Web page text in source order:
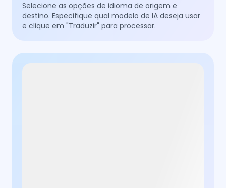
Selecione as opções de idioma de origem e
destino. Especifique qual modelo de IA deseja usar
e clique em "Traduzir" para processar.